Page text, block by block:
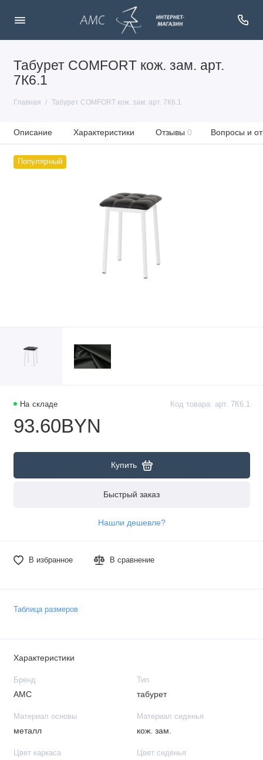
Табурет COMFORT кож. зам. арт.
7К6.1
Главная Табурет COMFORT кож. зам. арт. 7К6.1
Описание Характеристики Отзывы 0 Вопросы и
Популярный
На складе Код товара: арт. 7К6.1
93.60BYN
Купить
Быстрый заказ
Нашли дешевле?
В избранное В сравнение
Таблица размеров
Характеристики
Бренд
АМС
Тип
табурет
Материал основы
металл
Материал сиденья
кож. зам.
Цвет каркаса Цвет сиденья